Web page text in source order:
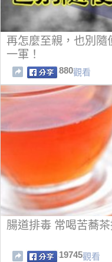
再怎麼至親，也別隨
一軍！
880觀看
腸道排毒 常喝苦蕎
19745觀看